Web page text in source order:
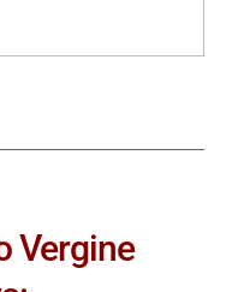
Vergine